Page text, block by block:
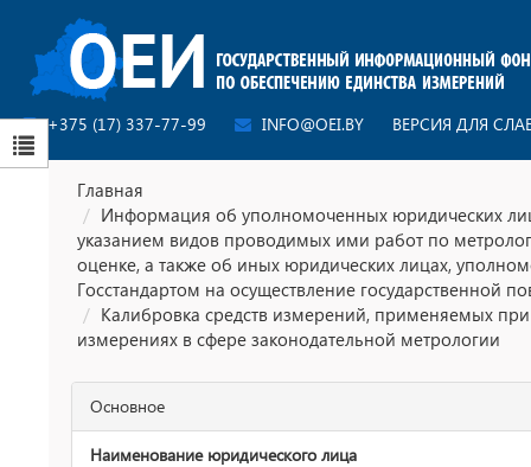
+375 (17) 337-77-99 INFO@OEI.BY ВЕРСИЯ ДЛЯ
Главная
Информация об уполномоченных юридических
указанием видов проводимых ими работ по
оценке, а также об иных юридических лицах,
Госстандартом на осуществление государственной
Калибровка средств измерений, применяемых при
измерениях в сфере законодательной метрологии
Основное
Наименование юридического лица